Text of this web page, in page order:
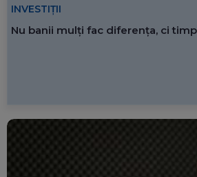
INVESTIȚII
Nu banii mulți fac diferența, ci